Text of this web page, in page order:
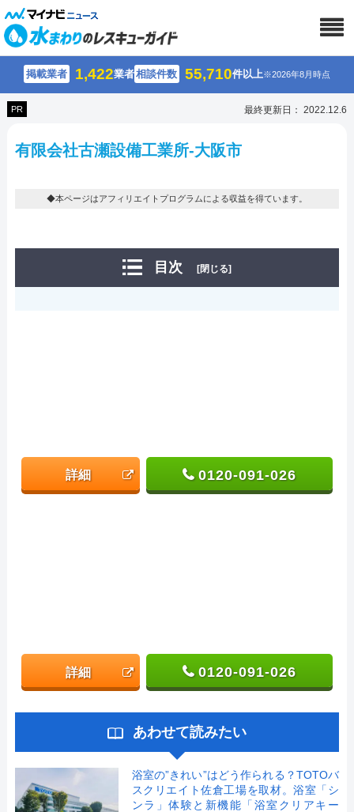
掲載業者 1,422業者相談件数 55,710件以上※2026年8月時点
PR 最終更新日： 2022.12.6
有限会社古瀬設備工業所-大阪市
◆本ページはアフィリエイトプログラムによる収益を得ています。
目次 [閉じる]
詳細 0120-091-026
詳細 0120-091-026
あわせて読みたい
浴室の”きれい”はどう作られる？TOTOバ
スクリエイト佐倉工場を取材。浴室「シ
ンラ」体験と新機能「浴室クリアキー